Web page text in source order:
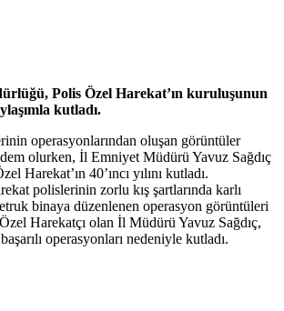
Polis Özel Harekat’ın kuruluşunun
kutladı.
operasyonlarından oluşan görüntüler
olurken, İl Emniyet Müdürü Yavuz Sağdıç
Harekat’ın 40’ıncı yılını kutladı.
polislerinin zorlu kış şartlarında karlı
binaya düzenlenen operasyon görüntüleri
Harekatçı olan İl Müdürü Yavuz Sağdıç,
operasyonları nedeniyle kutladı.